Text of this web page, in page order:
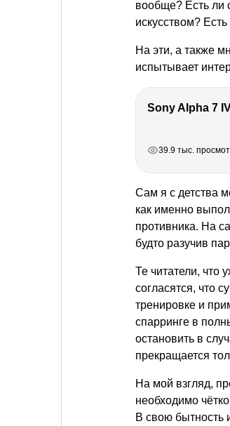
вообще? Есть ли
искусством?
На эти, а также
испытывает
Sony Alpha
39.9 тыс.
Сам я с детства
как именно
противника. На
будто разучив
Те читатели, что
согласятся, что
тренировке и
спарринге в
остановить в
прекращается
На мой взгляд,
необходимо
В свою бытность